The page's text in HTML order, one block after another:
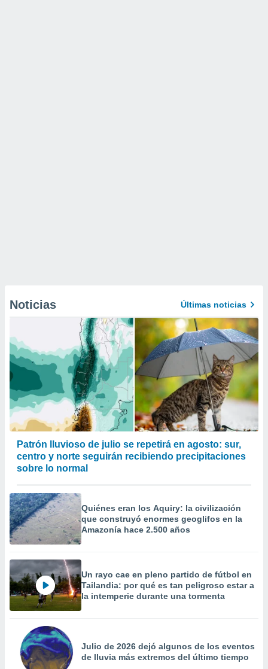
Noticias Últimas noticias
Patrón lluvioso de julio se repetirá en agosto: sur,
centro y norte seguirán recibiendo precipitaciones
sobre lo normal
Quiénes eran los Aquiry: la civilización
que construyó enormes geoglifos en la
Amazonía hace 2.500 años
Un rayo cae en pleno partido de fútbol en
Tailandia: por qué es tan peligroso estar a
la intemperie durante una tormenta
Julio de 2026 dejó algunos de los eventos
de lluvia más extremos del último tiempo